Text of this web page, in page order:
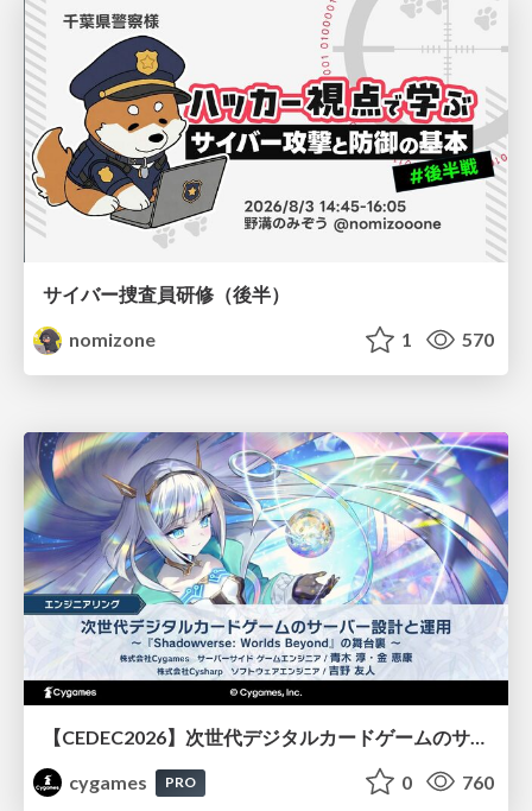
サイバー捜査員研修（後半）
nomizone
1 570
cygames
PRO 0 760